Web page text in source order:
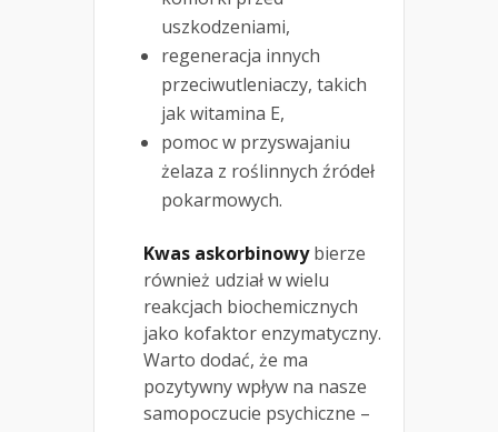
uszkodzeniami,
regeneracja innych
przeciwutleniaczy, takich
jak witamina E,
pomoc w przyswajaniu
żelaza z roślinnych źródeł
pokarmowych.
Kwas askorbinowybierze
również udział w wielu
reakcjach biochemicznych
jako kofaktor enzymatyczny.
Warto dodać, że ma
pozytywny wpływ na nasze
samopoczucie psychiczne –